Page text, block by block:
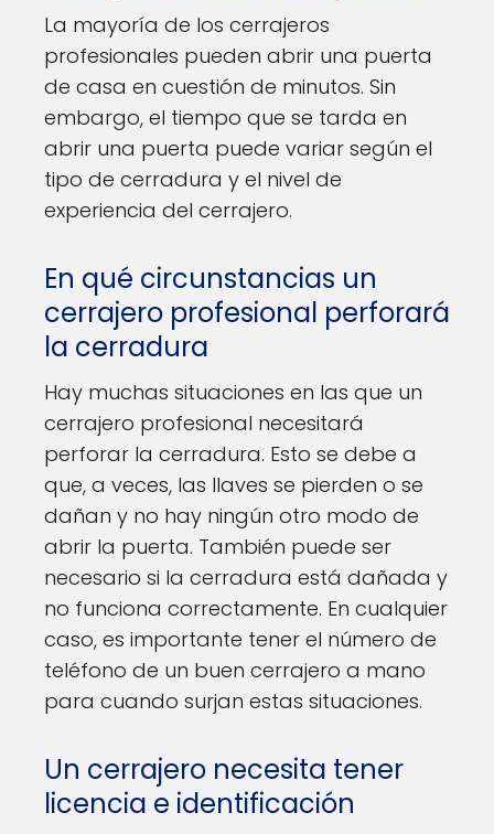
La mayoría de los cerrajeros
profesionales pueden abrir una puerta
de casa en cuestión de minutos. Sin
embargo, el tiempo que se tarda en
abrir una puerta puede variar según el
tipo de cerradura y el nivel de
experiencia del cerrajero.
En qué circunstancias un
cerrajero profesional perforará
la cerradura
Hay muchas situaciones en las que un
cerrajero profesional necesitará
perforar la cerradura. Esto se debe a
que, a veces, las llaves se pierden o se
dañan y no hay ningún otro modo de
abrir la puerta. También puede ser
necesario si la cerradura está dañada y
no funciona correctamente. En cualquier
caso, es importante tener el número de
teléfono de un buen cerrajero a mano
para cuando surjan estas situaciones.
Un cerrajero necesita tener
licencia e identificación